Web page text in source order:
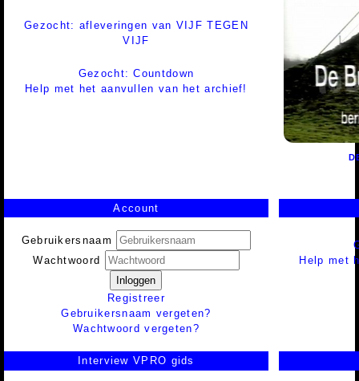
Gezocht: afleveringen van VIJF TEGEN
VIJF
Gezocht: Countdown
Help met het aanvullen van het archief!
Account
Gebruikersnaam
Wachtwoord
Inloggen
Registreer
Gebruikersnaam vergeten?
Wachtwoord vergeten?
Help met
Interview VPRO gids